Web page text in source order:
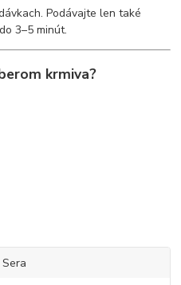
Podávajte len také
3–5 minút.
krmiva?
Sera